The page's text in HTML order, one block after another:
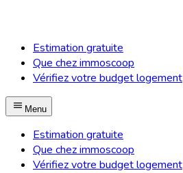
Estimation gratuite
Que chez immoscoop
Vérifiez votre budget logement
Menu
Estimation gratuite
Que chez immoscoop
Vérifiez votre budget logement